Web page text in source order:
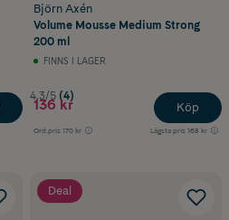
Björn Axén
Volume Mousse Medium Strong
200 ml
FINNS I LAGER
4.3/5 (4)
136 kr
Ord.pris 170 kr Lägsta pris 168 kr
Köp
Deal